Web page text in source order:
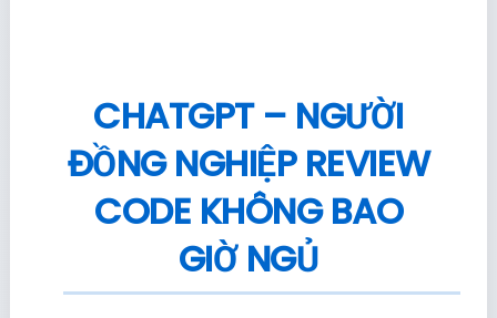
CHATGPT – NGƯỜI
ĐỒNG NGHIỆP REVIEW
CODE KHÔNG BAO
GIỜ NGỦ